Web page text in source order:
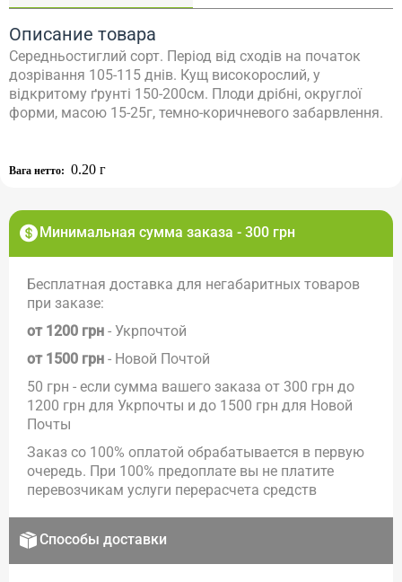
Минимальная сумма заказа - 300 грн
Бесплатная доставка для негабаритных товаров
при заказе:
от 1200 грн - Укрпочтой
от 1500 грн - Новой Почтой
50 грн - если сумма вашего заказа от 300 грн до
1200 грн для Укрпочты и до 1500 грн для Новой
Почты
Заказ со 100% оплатой обрабатывается в первую
очередь. При 100% предоплате вы не платите
перевозчикам услуги перерасчета средств
Способы доставки
Описание товара
Середньостиглий сорт. Період від сходів на початок
дозрівання 105-115 днів. Кущ високорослий, у
відкритому ґрунті 150-200см. Плоди дрібні, округлої
форми, масою 15-25г, темно-коричневого забарвлення.
Вага нетто: 0.20 г